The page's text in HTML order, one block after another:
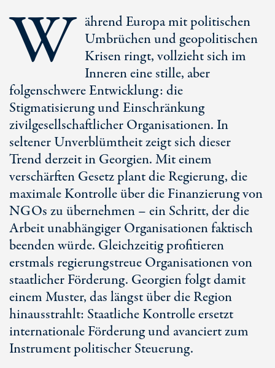
W ährend Europa mit politischen
Umbrüchen und geopolitischen
Krisen ringt, vollzieht sich im
Inneren eine stille, aber
folgenschwere Entwicklung: die
Stigmatisierung und Einschränkung
zivilgesellschaftlicher Organisationen. In
seltener Unverblümtheit zeigt sich dieser
Trend derzeit in Georgien. Mit einem
verschärften Gesetz plant die Regierung, die
maximale Kontrolle über die Finanzierung von
NGOs zu übernehmen – ein Schritt, der die
Arbeit unabhängiger Organisationen faktisch
beenden würde. Gleichzeitig profitieren
erstmals regierungstreue Organisationen von
staatlicher Förderung. Georgien folgt damit
einem Muster, das längst über die Region
hinausstrahlt: Staatliche Kontrolle ersetzt
internationale Förderung und avanciert zum
Instrument politischer Steuerung.